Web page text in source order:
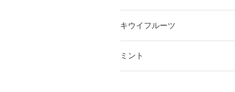
キウイフルーツ
ミント